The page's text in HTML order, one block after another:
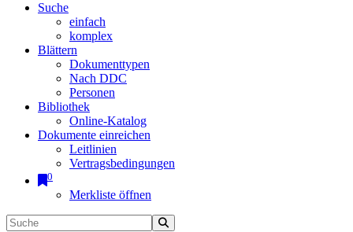
Suche
einfach
komplex
Blättern
Dokumenttypen
Nach DDC
Personen
Bibliothek
Online-Katalog
Dokumente einreichen
Leitlinien
Vertragsbedingungen
0
Merkliste öffnen